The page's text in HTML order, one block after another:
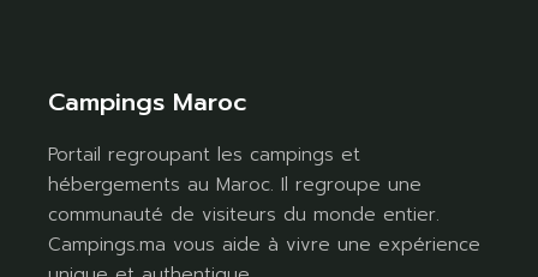
Campings Maroc
Portail regroupant les campings et
hébergements au Maroc. Il regroupe une
communauté de visiteurs du monde entier.
Campings.ma vous aide à vivre une expérience